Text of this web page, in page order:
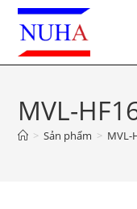
Skip
content
MVL-
> Sản phẩm > MVL-